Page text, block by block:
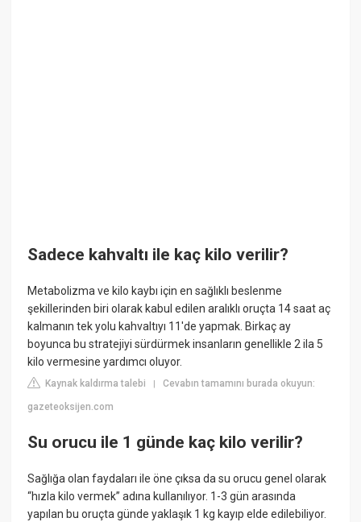
Sadece kahvaltı ile kaç kilo verilir?
Metabolizma ve kilo kaybı için en sağlıklı beslenme
şekillerinden biri olarak kabul edilen aralıklı oruçta 14 saat aç
kalmanın tek yolu kahvaltıyı 11'de yapmak. Birkaç ay
boyunca bu stratejiyi sürdürmek insanların genellikle 2 ila 5
kilo vermesine yardımcı oluyor.
Kaynak kaldırma talebi |Cevabın tamamını burada okuyun:
gazeteoksijen.com
Su orucu ile 1 günde kaç kilo verilir?
Sağlığa olan faydaları ile öne çıksa da su orucu genel olarak
“hızla kilo vermek” adına kullanılıyor. 1-3 gün arasında
yapılan bu oruçta günde yaklaşık 1 kg kayıp elde edilebiliyor.